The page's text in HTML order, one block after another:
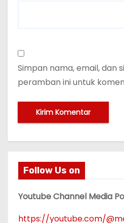
Simpan nama, email, dan
peramban ini untuk
Follow Us on
Youtube Channel Media
https://youtube.com/